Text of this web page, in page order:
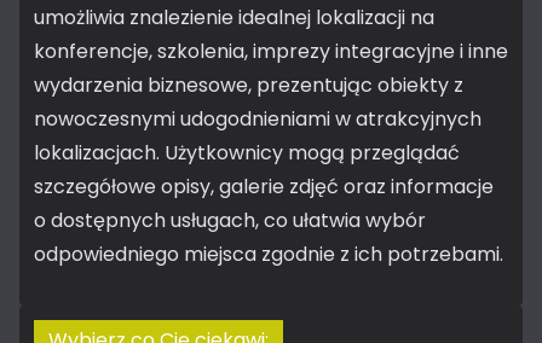
umożliwia znalezienie idealnej lokalizacji na
konferencje, szkolenia, imprezy integracyjne i inne
wydarzenia biznesowe, prezentując obiekty z
nowoczesnymi udogodnieniami w atrakcyjnych
lokalizacjach. Użytkownicy mogą przeglądać
szczegółowe opisy, galerie zdjęć oraz informacje
o dostępnych usługach, co ułatwia wybór
odpowiedniego miejsca zgodnie z ich potrzebami.